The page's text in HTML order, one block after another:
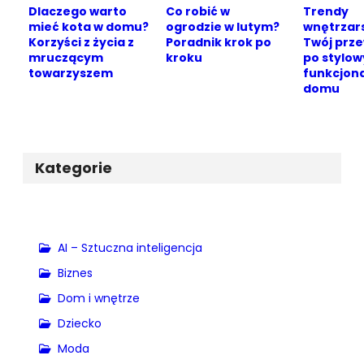
Dlaczego warto
mieć kota w domu?
Korzyści z życia z
mruczącym
towarzyszem
Co robić w
ogrodzie w lutym?
Poradnik krok po
kroku
Trendy
Twój
po
domu
Kategorie
AI – Sztuczna inteligencja
Biznes
Dom i wnętrze
Dziecko
Moda